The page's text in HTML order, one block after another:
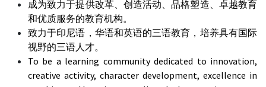
成为致力于提供改革、创造活动、品格塑造、卓越教育
和优质服务的教育机构。
致力于印尼语，华语和英语的三语教育，培养具有国际
视野的三语人才。
To be a learning community dedicated to innovation,
creative activity, character development, excellence in